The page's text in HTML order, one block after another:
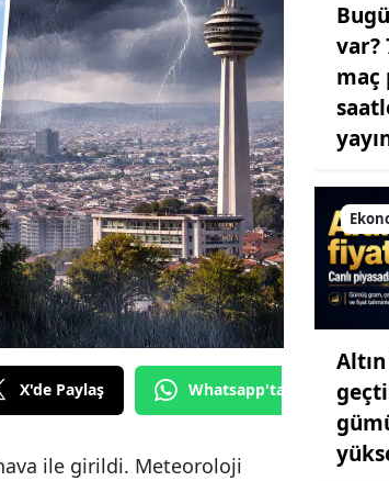
X'de Paylaş Whatsapp'tan Gönder
ile girildi. Meteoroloji
var?
maç